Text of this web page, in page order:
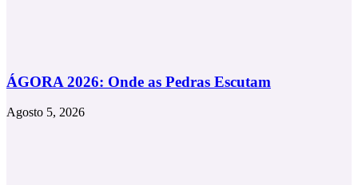
ÁGORA 2026: Onde as Pedras Escutam
Agosto 5, 2026